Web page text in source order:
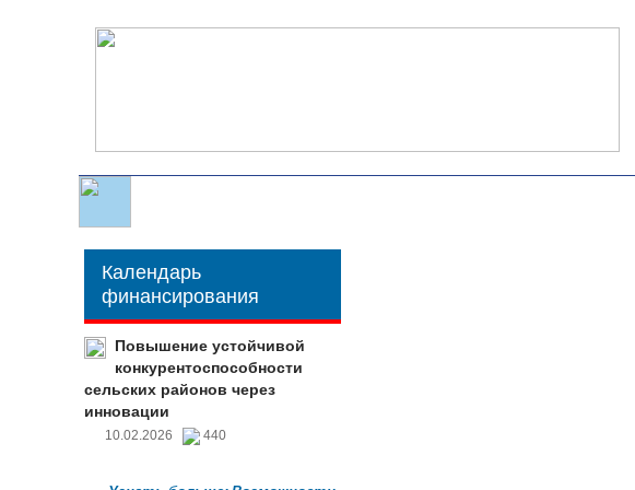
Календарь
финансирования
Повышение устойчивой
конкурентоспособности
сельских районов через
инновации
10.02.2026 440